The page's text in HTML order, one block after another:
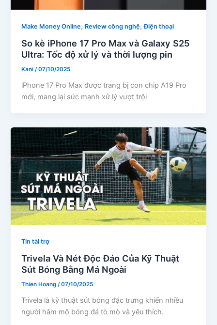
Make Money Online, Review công nghệ,Điện thoại
So kè iPhone 17 Pro Max và Galaxy S25
Ultra: Tốc độ xử lý và thời lượng pin
Kani/07/10/2025
iPhone 17 Pro Max được trang bị con chip A19 Pro
mới, mang lại sức mạnh xử lý vượt trội
Tin tài trợ
Trivela Và Nét Độc Đáo Của Kỹ Thuật
Sút Bóng Bằng Má Ngoài
Thien Hoang/07/10/2025
Trivela là kỹ thuật sút bóng đặc trưng khiến nhiều
người hâm mộ bóng đá tò mò và yêu thích.